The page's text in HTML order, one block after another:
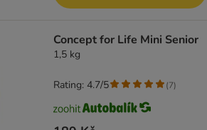
Concept for Life Mini Senior
1,5 kg
Rating: 4.7/5 (7)